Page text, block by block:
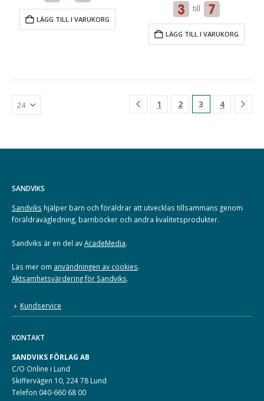
LÄGG TILL I VARUKORG
till
LÄGG TILL I VARUKORG
1 2 3 4
SANDVIKS
Sandviks hjälper barn och föräldrar att utvecklas tillsammans genom
föräldravägledning, barnböcker och andra kvalitetsprodukter.
Sandviks är en del avAcadeMedia.
Läs mer om användningen av cookies.
Aktsamhetsvärdering för Sandviks.
Kundservice
KONTAKT
SANDVIKS FÖRLAG AB
C/O Online i Lund
Skiffervägen 10, 224 78 Lund
Telefon 040-660 68 00